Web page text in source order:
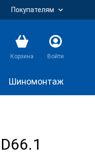
Покупателям
Корзина Войти
Шиномонтаж